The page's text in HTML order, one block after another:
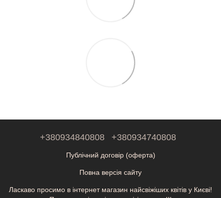
+380934840808 +380934740808
Публічний договір (оферта)
Повна версія сайту
Ласкаво просимо в інтернет магазин найсвіжіших квітів у Києві!